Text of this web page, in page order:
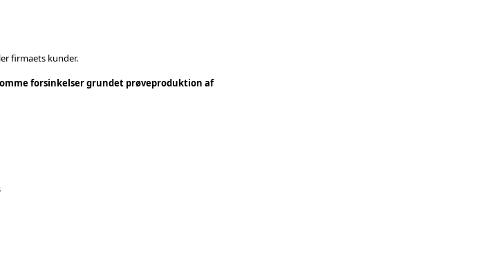
firmaets kunder.
forsinkelser grundet prøveproduktion af